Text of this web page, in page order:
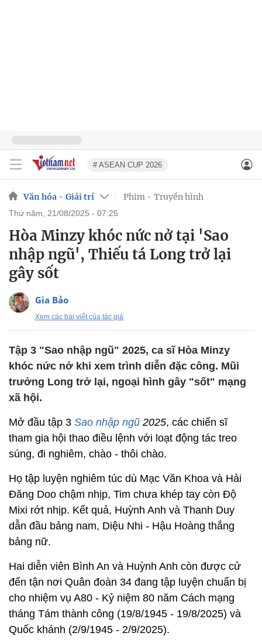
# ASEAN CUP 2026
Văn hóa - Giải trí Phim - Truyền hình
thứ năm, 21/08/2025 - 07:25
Hòa Minzy khóc nức nở tại 'Sao
nhập ngũ', Thiếu tá Long trở lại
gây sốt
Gia Bảo
Xem các bài viết của tác giả
Tập 3 "Sao nhập ngũ" 2025, ca sĩ Hòa Minzy
khóc nức nở khi xem trình diễn đặc công. Mũi
trưởng Long trở lại, ngoại hình gây "sốt" mạng
xã hội.
Mở đầu tập 3 Sao nhập ngũ 2025, các chiến sĩ
tham gia hội thao điều lệnh với loạt động tác treo
súng, đi nghiêm, chào - thôi chào.
Họ tập luyện nghiêm túc dù Mạc Văn Khoa và Hải
Đăng Doo chậm nhịp, Tim chưa khép tay còn Độ
Mixi rớt nhịp. Kết quả, Huỳnh Anh và Thanh Duy
dẫn đầu bảng nam, Diệu Nhi - Hậu Hoàng thắng
bảng nữ.
Hai diễn viên Bình An và Huỳnh Anh còn được cử
đến tận nơi Quân đoàn 34 đang tập luyện chuẩn bị
cho nhiệm vụ A80 - Kỷ niệm 80 năm Cách mạng
tháng Tám thành công (19/8/1945 - 19/8/2025) và
Quốc khánh (2/9/1945 - 2/9/2025).